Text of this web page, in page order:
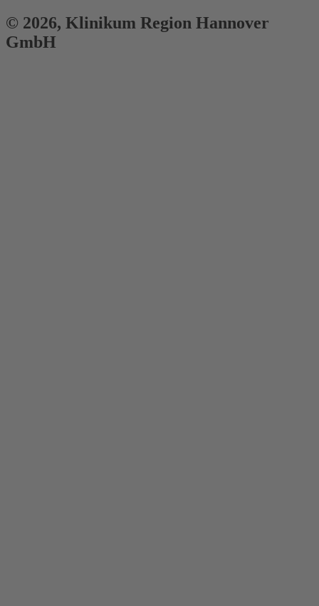
© 2026, Klinikum Region Hannover
GmbH